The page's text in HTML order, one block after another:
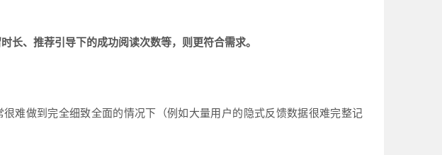
长、推荐引导下的成功阅读次数等，则更符合需求。
难做到完全细致全面的情况下（例如大量用户的隐式反馈数据很难完整记